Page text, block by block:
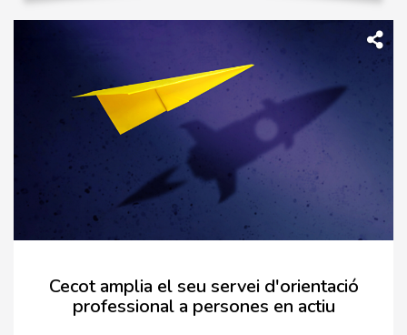
Cecot amplia el seu servei d'orientació
professional a persones en actiu